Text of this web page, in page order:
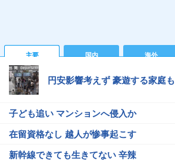
主要 国内 海外
円安影響考えず 豪遊する家庭も
子ども追い マンションへ侵入か
在留資格なし 越人が惨事起こす
新幹線できても生きてない 辛辣